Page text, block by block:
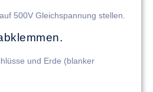
500V Gleichspannung stellen.
und Erde (blanker